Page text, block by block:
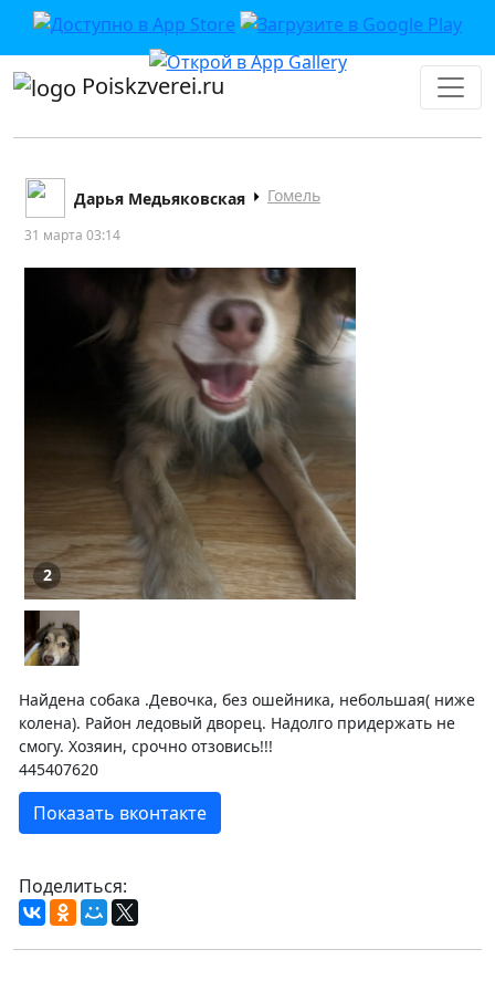
Poiskzverei.ru
Дарья Медьяковская Гомель
31 марта 03:14
2
Найдена собака .Девочка, без ошейника, небольшая( ниже
колена). Район ледовый дворец. Надолго придержать не
смогу. Хозяин, срочно отзовись!!!
445407620
Показать вконтакте
Поделиться: